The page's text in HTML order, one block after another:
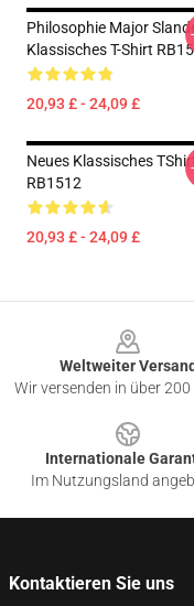
Philosophie Major
Klassisches T-Shirt
20,93 £ - 24,09 £
Neues Klassisches
RB1512
20,93 £ - 24,09 £
Weltweiter Versand
Wir versenden in über
Internationale
Im Nutzungsland
Kontaktieren Sie uns